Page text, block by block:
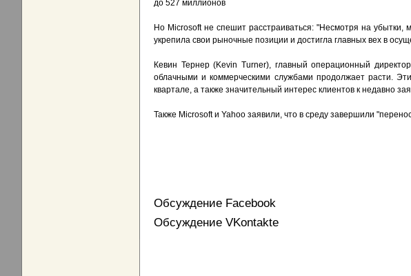
до 527 миллионов
Но Microsoft не спешит расстраиваться: "Несмотря на
укрепила свои рыночные позиции и достигла главных вех в
Кевин Тернер (Kevin Turner), главный операционный
облачными и коммерческими службами продолжает расти.
квартале, а также значительный интерес клиентов к недавно
Также Microsoft и Yahoo заявили, что в среду завершили
Обсуждение Facebook
Обсуждение VKontakte